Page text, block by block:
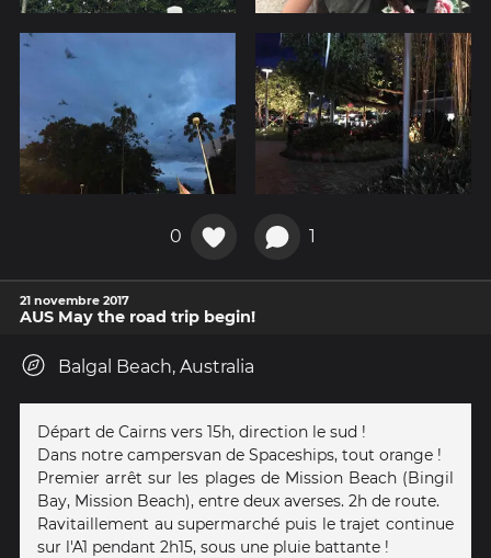
0 1
21 novembre 2017
AUS May the road trip begin!
Balgal Beach, Australia
Départ de Cairns vers 15h, direction le sud !
Dans notre campersvan de Spaceships, tout orange !
Premier arrêt sur les plages de Mission Beach (Bingil
Bay, Mission Beach), entre deux averses. 2h de route.
Ravitaillement au supermarché puis le trajet continue
sur l'A1 pendant 2h15, sous une pluie battante !